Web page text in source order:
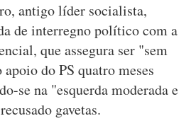
antigo líder socialista,
de interregno político com a
que assegura ser "sem
do PS quatro meses
se na "esquerda moderada e
gavetas.